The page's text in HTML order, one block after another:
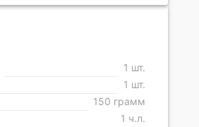
1 шт.
1 шт.
150 грамм
1 ч.л.